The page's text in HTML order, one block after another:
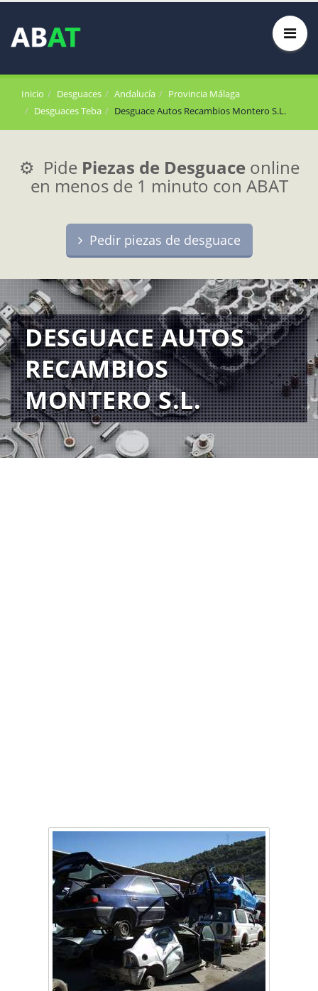
Inicio Desguaces Andalucía
Provincia Málaga
Desguaces Teba
Desguace Autos Recambios Montero S.L.
⚙️ Pide Piezas de Desguace online
en menos de 1 minuto con ABAT
Pedir piezas de desguace
DESGUACE AUTOS
RECAMBIOS
MONTERO S.L.